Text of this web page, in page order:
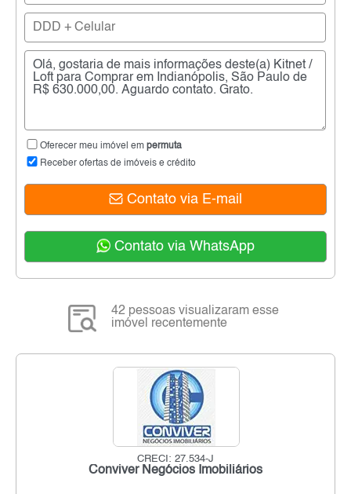
Oferecer meu imóvel em permuta
Receber ofertas de imóveis e crédito
Contato via E-mail
Contato via WhatsApp
42 pessoas visualizaram esse
imóvel recentemente
CRECI: 27.534-J
Conviver Negócios Imobiliários